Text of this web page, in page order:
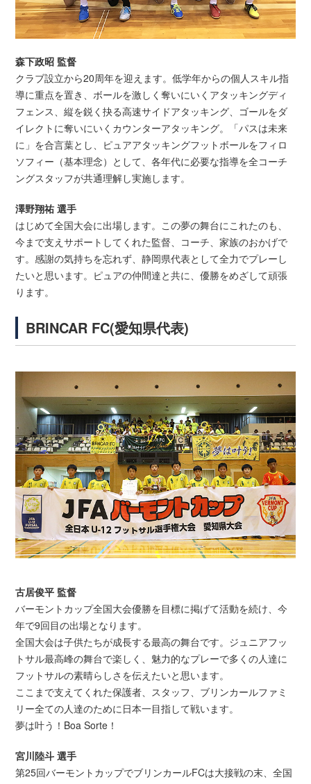
森下政昭 監督
クラブ設立から20周年を迎えます。低学年からの個人スキル指
導に重点を置き、ボールを激しく奪いにいくアタッキングディ
フェンス、縦を鋭く抉る高速サイドアタッキング、ゴールをダ
イレクトに奪いにいくカウンターアタッキング。「パスは未来
に」を合言葉とし、ピュアアタッキングフットボールをフィロ
ソフィー（基本理念）として、各年代に必要な指導を全コーチ
ングスタッフが共通理解し実施します。
澤野翔祐 選手
はじめて全国大会に出場します。この夢の舞台にこれたのも、
今まで支えサポートしてくれた監督、コーチ、家族のおかげで
す。感謝の気持ちを忘れず、静岡県代表として全力でプレーし
たいと思います。ピュアの仲間達と共に、優勝をめざして頑張
ります。
BRINCAR FC(愛知県代表)
古居俊平 監督
バーモントカップ全国大会優勝を目標に掲げて活動を続け、今
年で9回目の出場となります。
全国大会は子供たちが成長する最高の舞台です。ジュニアフッ
トサル最高峰の舞台で楽しく、魅力的なプレーで多くの人達に
フットサルの素晴らしさを伝えたいと思います。
ここまで支えてくれた保護者、スタッフ、ブリンカールファミ
リー全ての人達のために日本一目指して戦います。
夢は叶う！Boa Sorte！
宮川陸斗 選手
第25回バーモントカップでブリンカールFCは大接戦の末、全国